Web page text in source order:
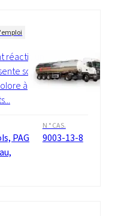
un
sous
à
PAG
N ° CAS.
9003-13-8